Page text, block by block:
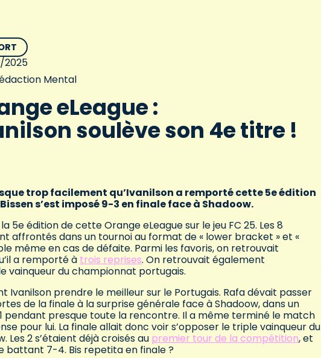
Mental
eLeague :
soulève son 4e titre !
trop facilement qu’Ivanilson a remporté cette 5e édition
s’est imposé 9-3 en finale face à Shadoow.
5e édition de cette Orange eLeague sur le jeu FC 25. Les 8
affrontés dans un tournoi au format de « lower bracket » et «
même en cas de défaite. Parmi les favoris, on retrouvait
a remporté à trois reprises. On retrouvait également
vainqueur du championnat portugais.
Ivanilson prendre le meilleur sur le Portugais. Rafa dévait passer
de la finale à la surprise générale face à Shadoow, dans un
pendant presque toute la rencontre. Il a même terminé le match
pour lui. La finale allait donc voir s’opposer le triple vainqueur du
Les 2 s’étaient déjà croisés au premier tour de la compétition, et
battant 7-4. Bis repetita en finale ?